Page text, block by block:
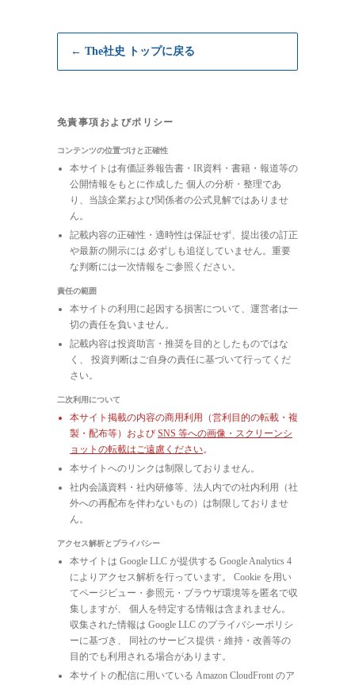
← The社史 トップに戻る
免責事項およびポリシー
コンテンツの位置づけと正確性
本サイトは有価証券報告書・IR資料・書籍・報道等の
公開情報をもとに作成した 個人の分析・整理であ
り、当該企業および関係者の公式見解ではありませ
ん。
記載内容の正確性・適時性は保証せず、提出後の訂正
や最新の開示には 必ずしも追従していません。重要
な判断には一次情報をご参照ください。
責任の範囲
本サイトの利用に起因する損害について、運営者は一
切の責任を負いません。
記載内容は投資助言・推奨を目的としたものではな
く、 投資判断はご自身の責任に基づいて行ってくだ
さい。
二次利用について
本サイト掲載の内容の商用利用（営利目的の転載・複
製・配布等）および SNS 等への画像・スクリーンシ
ョットの転載はご遠慮ください。
本サイトへのリンクは制限しておりません。
社内会議資料・社内研修等、法人内での社内利用（社
外への再配布を伴わないもの）は制限しておりませ
ん。
アクセス解析とプライバシー
本サイトは Google LLC が提供する Google Analytics 4
によりアクセス解析を行っています。 Cookie を用い
てページビュー・参照元・ブラウザ環境等を匿名で収
集しますが、 個人を特定する情報は含まれません。
収集された情報は Google LLC のプライバシーポリシ
ーに基づき、 同社のサービス提供・維持・改善等の
目的でも利用される場合があります。
本サイトの配信に用いている Amazon CloudFront のア